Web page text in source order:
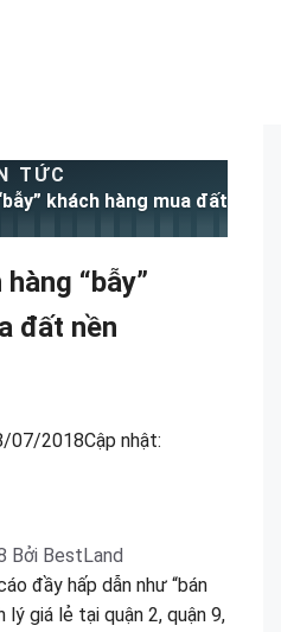
TỨC
khách hàng mua đất
“bẫy”
đất nền
07/2018Cập nhật:
Bởi BestLand
đầy hấp dẫn như “bán
lý giá lẻ tại quận 2, quận 9,